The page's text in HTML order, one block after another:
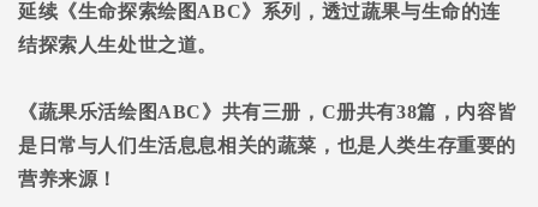
延续《生命探索绘图 ABC》系列，透过蔬果与生命的连
结探索人生处世之道。
《蔬果乐活绘图 ABC》共有三册， C册共有38篇，内容皆
是日常与人们生活息息相关的蔬菜，也是人类生存重要的
营养来源！